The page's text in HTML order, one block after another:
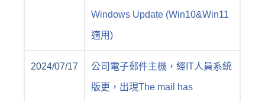
Windows Update (Win10&Win11
適用)
2024/07/17 公司電子郵件主機，經IT人員系統
版更，出現The mail has